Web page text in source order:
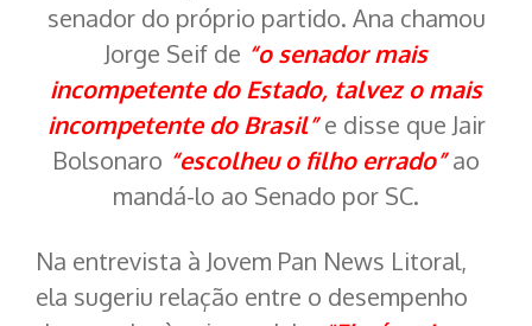
senador do próprio partido. Ana chamou
Jorge Seif de “o senador mais
incompetente do Estado, talvez o mais
incompetente do Brasil”e disse que Jair
Bolsonaro “escolheu o filho errado”ao
mandá-lo ao Senado por SC.
Na entrevista à Jovem Pan News Litoral,
ela sugeriu relação entre o desempenho